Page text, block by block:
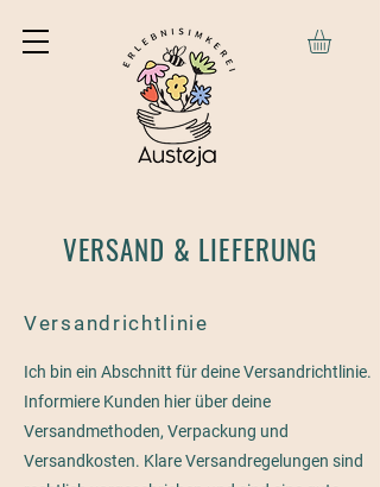
VERSAND & LIEFERUNG
Versandrichtlinie
Ich bin ein Abschnitt für deine Versandrichtlinie.
Informiere Kunden hier über deine
Versandmethoden, Verpackung und
Versandkosten. Klare Versandregelungen sind